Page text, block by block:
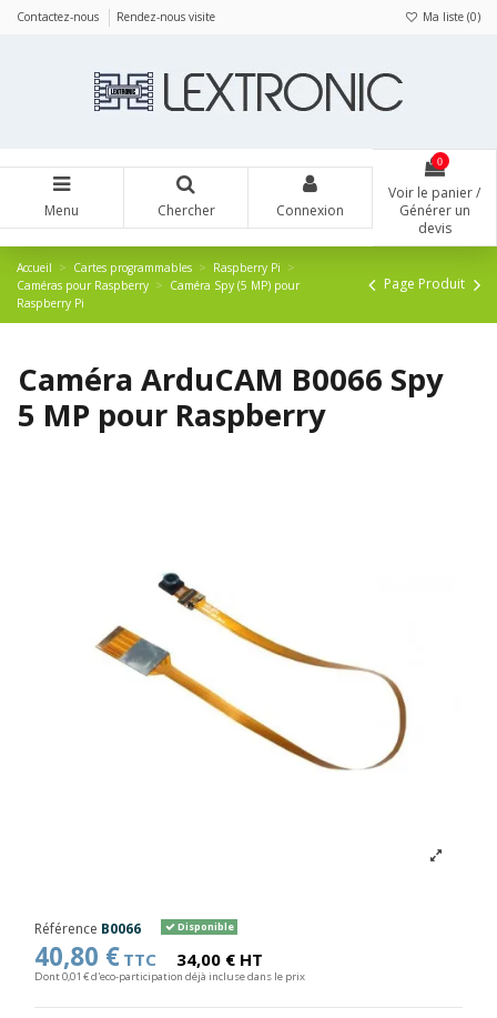
Contactez-nous Rendez-nous visite Ma liste (0)
Menu Chercher Connexion
0
Voir le panier /
Générer un
devis
Accueil Cartes programmables
Raspberry Pi
Caméras pour Raspberry
Caméra Spy (5 MP) pour
Raspberry Pi
Page Produit
Caméra ArduCAM B0066 Spy
5 MP pour Raspberry
Référence B0066 Disponible
40,80 € TTC 34,00 € HT
Dont 0,01 € d'eco-participation déjà incluse dans le prix
Panneau de gestion des cookies